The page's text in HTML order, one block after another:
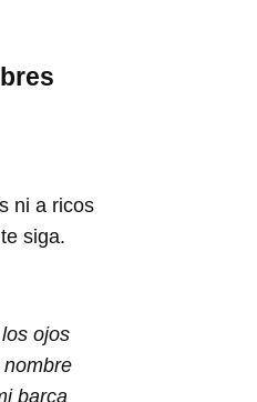
ni a ricos
siga.
ojos
barca